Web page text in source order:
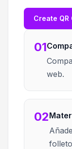
Create QR
01
web.
02